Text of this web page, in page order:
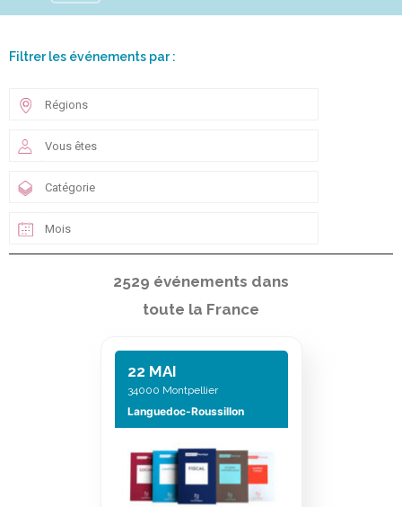
Filtrer les événements par :
2529 événements dans
toute la France
22 MAI
34000 Montpellier
Languedoc-Roussillon